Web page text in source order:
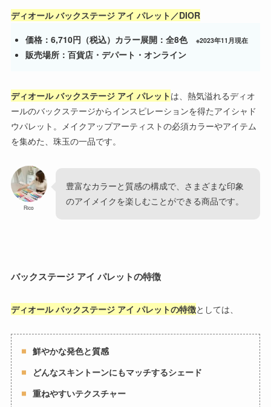
ディオール バックステージ アイ パレット／DIOR
価格：6,710円（税込）カラー展開：全8色※2023年11月現在
販売場所：百貨店・デパート・オンライン
ディオール バックステージ アイ パレットは、熱気溢れるディオ
ールのバックステージからインスピレーションを得たアイシャド
ウパレット。メイクアップアーティストの必須カラーやアイテム
を集めた、珠玉の一品です。
Rico
豊富なカラーと質感の構成で、さまざまな印象
のアイメイクを楽しむことができる商品です。
バックステージ アイ パレットの特徴
ディオール バックステージ アイ パレットの特徴としては、
鮮やかな発色と質感
どんなスキントーンにもマッチするシェード
重ねやすいテクスチャー